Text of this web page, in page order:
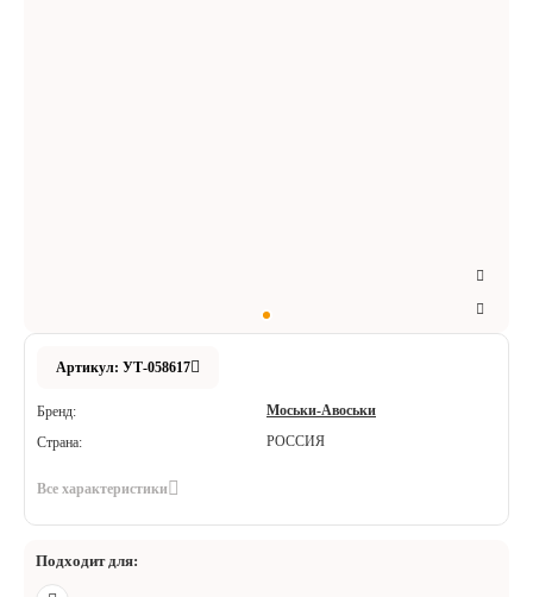
Артикул: УТ-058617
Бренд:
Моськи-Авоськи
Страна:
РОССИЯ
Все характеристики
Подходит для: